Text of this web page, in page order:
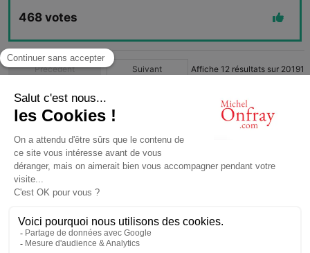
468 votes
Précédent Suivant Affiche 12 résultats sur 20191
1
© Michel Onfray 2016
Conception, réalisation: Magasin Numérique
contact@michelonfray.com
Partenaires